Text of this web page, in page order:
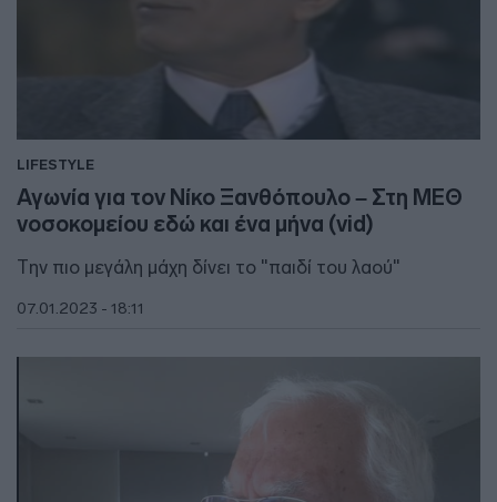
LIFESTYLE
Αγωνία για τον Νίκο Ξανθόπουλο – Στη ΜΕΘ
νοσοκομείου εδώ και ένα μήνα (vid)
Την πιο μεγάλη μάχη δίνει το "παιδί του λαού"
07.01.2023 - 18:11